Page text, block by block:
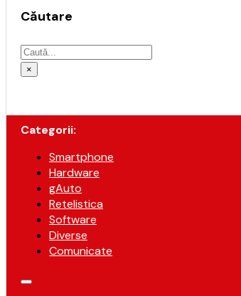
Căutare
Caută
×
Categorii:
Smartphone
Hardware
gAuto
Retelistica
Software
Diverse
Comunicate